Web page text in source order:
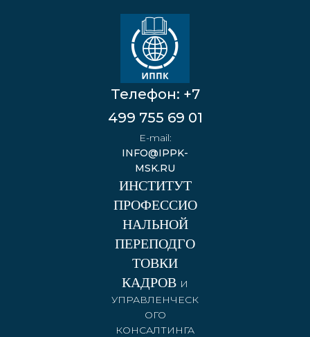
ИНСТИТУТ
ПРОФЕССИО
НАЛЬНОЙ
ПЕРЕПОДГО
ТОВКИ
КАДРОВ И
УПРАВЛЕНЧЕСК
ОГО
КОНСАЛТИНГА
Телефон: +7
499 755 69 01
E-mail:
INFO@IPPK-
MSK.RU